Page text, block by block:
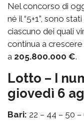
Nel concorso di
né il “5+1”, sono
ciascuno dei quali
continua a
a 205.800.000 €.
Lotto – I
giovedì 6
Bari: 22 – 44 – 50 –